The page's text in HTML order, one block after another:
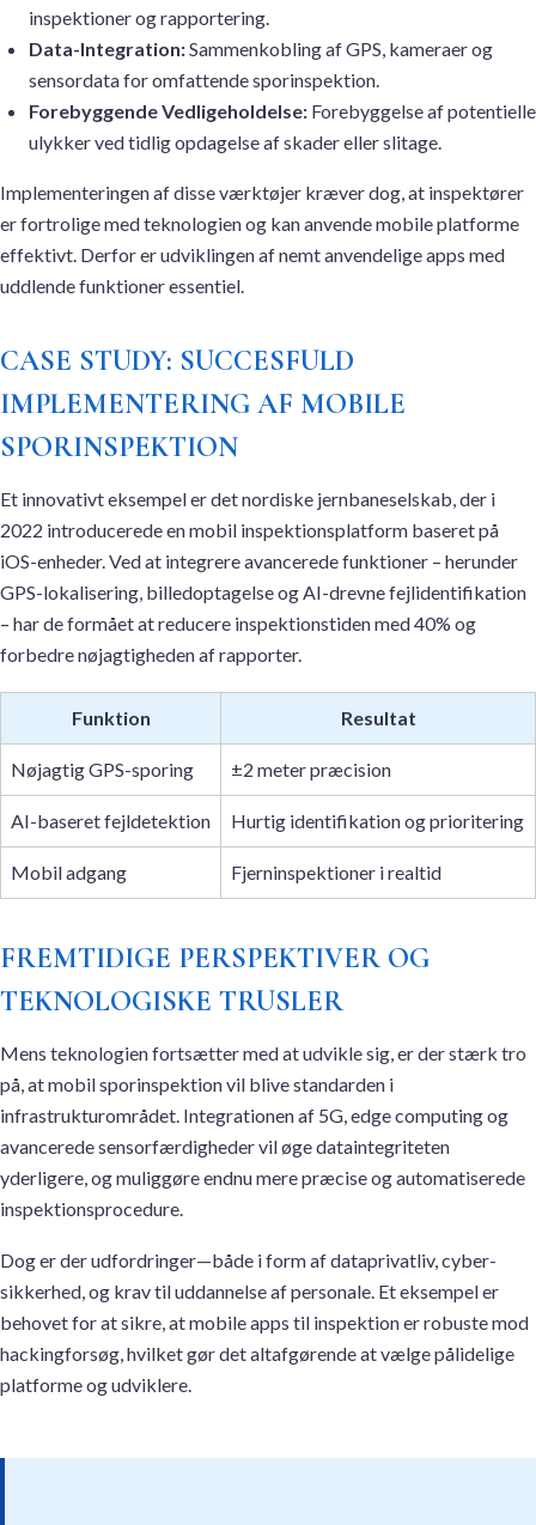
inspektioner og rapportering.
Data-Integration:Sammenkobling af GPS, kameraer og
sensordata for omfattende sporinspektion.
Forebyggende Vedligeholdelse: Forebyggelse af potentielle
ulykker ved tidlig opdagelse af skader eller slitage.
Implementeringen af disse værktøjer kræver dog, at inspektører
er fortrolige med teknologien og kan anvende mobile platforme
effektivt. Derfor er udviklingen af nemt anvendelige apps med
uddlende funktioner essentiel.
CASE STUDY: SUCCESFULD
IMPLEMENTERING AF MOBILE
SPORINSPEKTION
Et innovativt eksempel er det nordiske jernbaneselskab, der i
2022 introducerede en mobil inspektionsplatform baseret på
iOS-enheder. Ved at integrere avancerede funktioner – herunder
GPS-lokalisering, billedoptagelse og AI-drevne fejlidentifikation
– har de formået at reducere inspektionstiden med 40% og
forbedre nøjagtigheden af rapporter.
Funktion Resultat
Nøjagtig GPS-sporing ±2 meter præcision
AI-baseret fejldetektion Hurtig identifikation og prioritering
Mobil adgang Fjerninspektioner i realtid
FREMTIDIGE PERSPEKTIVER OG
TEKNOLOGISKE TRUSLER
Mens teknologien fortsætter med at udvikle sig, er der stærk tro
på, at mobil sporinspektion vil blive standarden i
infrastrukturområdet. Integrationen af 5G, edge computing og
avancerede sensorfærdigheder vil øge dataintegriteten
yderligere, og muliggøre endnu mere præcise og automatiserede
inspektionsprocedure.
Dog er der udfordringer—både i form af dataprivatliv, cyber-
sikkerhed, og krav til uddannelse af personale. Et eksempel er
behovet for at sikre, at mobile apps til inspektion er robuste mod
hackingforsøg, hvilket gør det altafgørende at vælge pålidelige
platforme og udviklere.